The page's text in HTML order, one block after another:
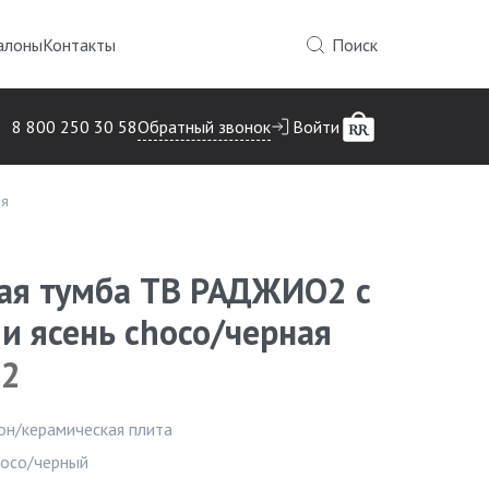
Контакты Поиск
8 800 250 30 58Обратный звонок Войти
тумба ТВ РАДЖИО2 с
ясень choco/черная
керамическая плита
черный